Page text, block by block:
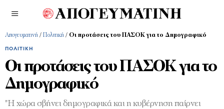
Απογευματινή / Πολιτική / Οι προτάσεις του ΠΑΣΟΚ για το Δημογραφικό
ΠΟΛΙΤΙΚΉ
Οι προτάσεις του ΠΑΣΟΚ για το
Δημογραφικό
"Η χώρα σβήνει δημογραφικά και η κυβέρνηση παίρνει